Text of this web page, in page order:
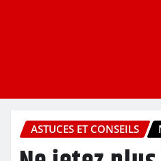
ASTUCES ET CONSEILS